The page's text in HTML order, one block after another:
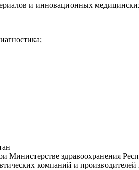
и инновационных
Министерстве здравоохранения
компаний и производителей